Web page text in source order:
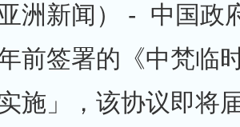
洲新闻） - 中国政
前签署的《中梵临
实施」，该协议即将